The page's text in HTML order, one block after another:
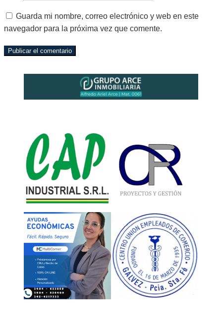
Guarda mi nombre, correo electrónico y web en este
navegador para la próxima vez que comente.